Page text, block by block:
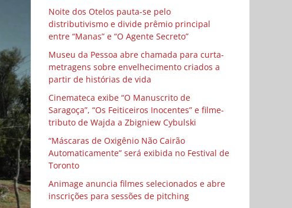
Noite dos Otelos pauta-se pelo
distributivismo e divide prêmio principal
entre “Manas” e “O Agente Secreto”
Museu da Pessoa abre chamada para curta-
metragens sobre envelhecimento criados a
partir de histórias de vida
Cinemateca exibe “O Manuscrito de
Saragoça”, “Os Feiticeiros Inocentes” e filme-
tributo de Wajda a Zbigniew Cybulski
“Máscaras de Oxigênio Não Cairão
Automaticamente” será exibida no Festival de
Toronto
Animage anuncia filmes selecionados e abre
inscrições para sessões de pitching